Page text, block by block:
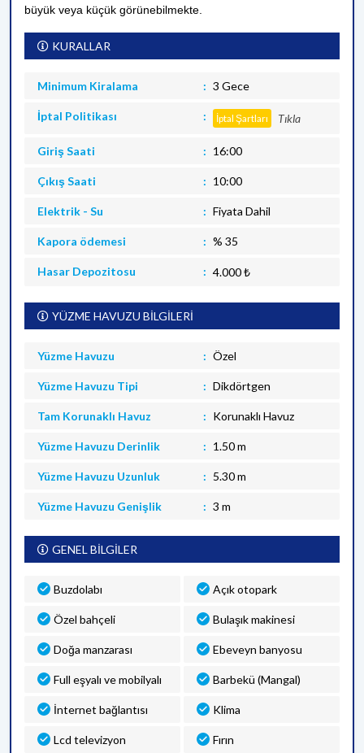
büyük veya küçük görünebilmekte.
KURALLAR
Minimum Kiralama 3 Gece
İptal Politikası İptal Şartları Tıkla
Giriş Saati 16:00
Çıkış Saati 10:00
Elektrik - Su Fiyata Dahil
Kapora ödemesi % 35
Hasar Depozitosu 4.000 ₺
YÜZME HAVUZU BİLGİLERİ
Yüzme Havuzu Özel
Yüzme Havuzu Tipi Dikdörtgen
Tam Korunaklı Havuz Korunaklı Havuz
Yüzme Havuzu Derinlik 1.50 m
Yüzme Havuzu Uzunluk 5.30 m
Yüzme Havuzu Genişlik 3 m
GENEL BİLGİLER
Buzdolabı Açık otopark
Özel bahçeli Bulaşık makinesi
Doğa manzarası Ebeveyn banyosu
Full eşyalı ve mobilyalı Barbekü (Mangal)
İnternet bağlantısı Klima
Lcd televizyon Fırın